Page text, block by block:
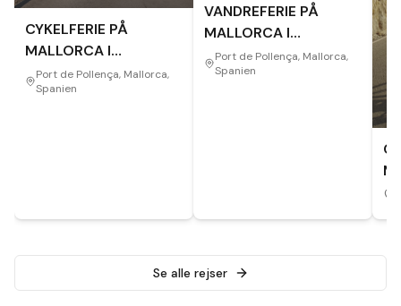
CYKELFERIE PÅ
MALLORCA I
EFTERÅRET
Port de Pollença, Mallorca,
Spanien
VANDREFERIE PÅ
MALLORCA I
EFTERÅRET
Port de Pollença, Mallorca,
Spanien
Se alle rejser